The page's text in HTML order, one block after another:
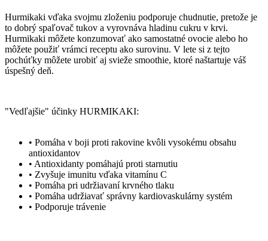
Hurmikaki vďaka svojmu zloženiu podporuje chudnutie, pretože je
to dobrý spaľovač tukov a vyrovnáva hladinu cukru v krvi.
Hurmikaki môžete konzumovať ako samostatné ovocie alebo ho
môžete použiť vrámci receptu ako surovinu. V lete si z tejto
pochúťky môžete urobiť aj svieže smoothie, ktoré naštartuje váš
úspešný deň.
"Vedľajšie" účinky HURMIKAKI:
• Pomáha v boji proti rakovine kvôli vysokému obsahu
antioxidantov
• Antioxidanty pomáhajú proti starnutiu
• Zvyšuje imunitu vďaka vitamínu C
• Pomáha pri udržiavaní krvného tlaku
• Pomáha udržiavať správny kardiovaskulárny systém
• Podporuje trávenie